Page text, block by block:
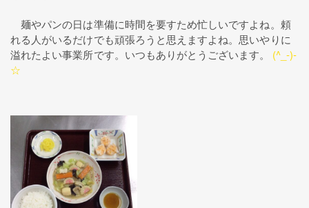
麺やパンの日は準備に時間を要すため忙しいですよね。頼
れる人がいるだけでも頑張ろうと思えますよね。思いやりに
溢れたよい事業所です。いつもありがとうございます。
(^_-)-
☆